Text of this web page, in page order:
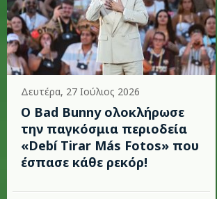
Δευτέρα, 27 Ιούλιος 2026
Ο Bad Bunny ολοκλήρωσε
την παγκόσμια περιοδεία
«Debí Tirar Más Fotos» που
έσπασε κάθε ρεκόρ!